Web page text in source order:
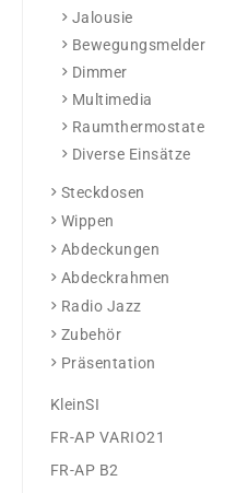
Jalousie
Bewegungsmelder
Dimmer
Multimedia
Raumthermostate
Diverse Einsätze
Steckdosen
Wippen
Abdeckungen
Abdeckrahmen
Radio Jazz
Zubehör
Präsentation
KleinSI
FR-AP VARIO21
FR-AP B2